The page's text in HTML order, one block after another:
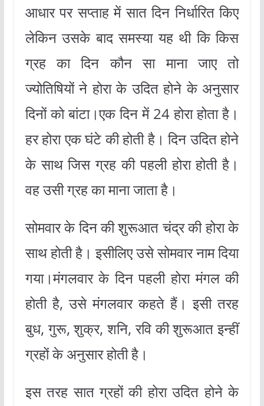
आधार पर सप्ताह में सात दिन निर्धारित किए
लेकिन उसके बाद समस्या यह थी कि किस
ग्रह का दिन कौन सा माना जाए तो
ज्योतिषियों ने होरा के उदित होने के अनुसार
दिनों को बांटा।एक दिन में 24 होरा होता है।
हर होरा एक घंटे की होती है। दिन उदित होने
के साथ जिस ग्रह की पहली होरा होती है।
वह उसी ग्रह का माना जाता है।
सोमवार के दिन की शुरूआत चंद्र की होरा के
साथ होती है। इसीलिए उसे सोमवार नाम दिया
गया।मंगलवार के दिन पहली होरा मंगल की
होती है, उसे मंगलवार कहते हैं। इसी तरह
बुध, गुरू, शुक्र, शनि, रवि की शुरूआत इन्हीं
ग्रहों के अनुसार होती है।
इस तरह सात ग्रहों की होरा उदित होने के